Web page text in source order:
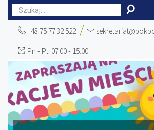
+48 75 77 32 522
Pn - Pt: 07.00 - 15.00
miesiąc